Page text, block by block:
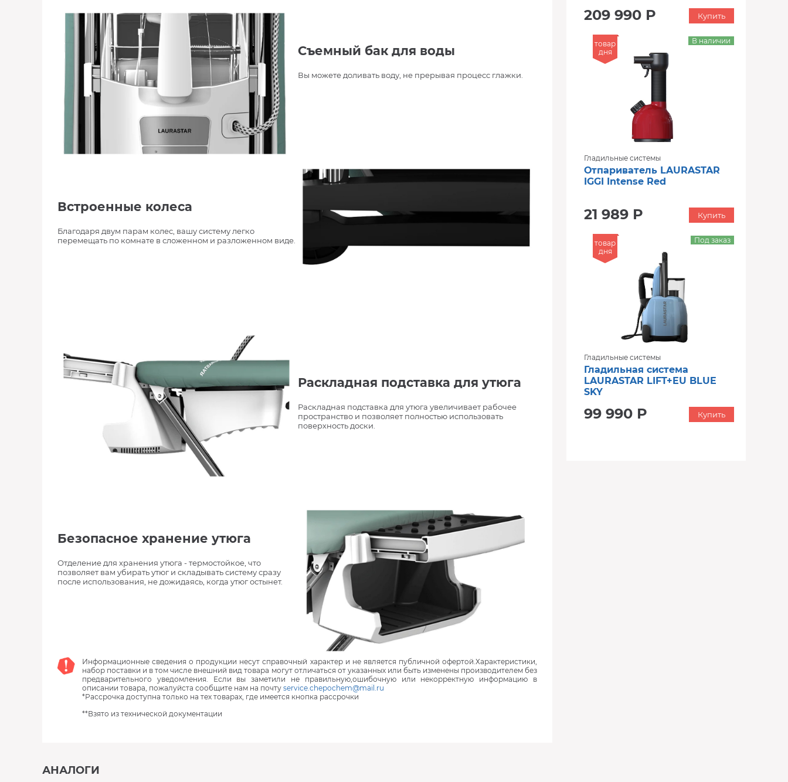
Съемный бак для воды
Вы можете доливать воду, не прерывая процесс глажки.
Встроенные колеса
Благодаря двум парам колес, вашу систему легко
перемещать по комнате в сложенном и разложенном виде.
Раскладная подставка для утюга
Раскладная подставка для утюга увеличивает рабочее
пространство и позволяет полностью использовать
поверхность доски.
Безопасное хранение утюга
Отделение для хранения утюга - термостойкое, что
позволяет вам убирать утюг и складывать систему сразу
после использования, не дожидаясь, когда утюг остынет.
Информационные сведения о продукции несут справочный характер и не является публичной офертой.Характеристики,
набор поставки и в том числе внешний вид товара могут отличаться от указанных или быть изменены производителем без
предварительного уведомления. Если вы заметили не правильную,ошибочную или некорректную информацию в
описании товара, пожалуйста сообщите нам на почту service.chepochem@mail.ru
*Рассрочка доступна только на тех товарах, где имеется кнопка рассрочки
**Взято из технической документации
209 990 Р Купить
товар
дня
Гладильные системы
Отпариватель LAURASTAR
IGGI Intense Red
21 989 Р
В наличии
Купить
товар
дня
Гладильные системы
Гладильная система
LAURASTAR LIFT+EU BLUE
SKY
99 990 Р
Под заказ
Купить
АНАЛОГИ